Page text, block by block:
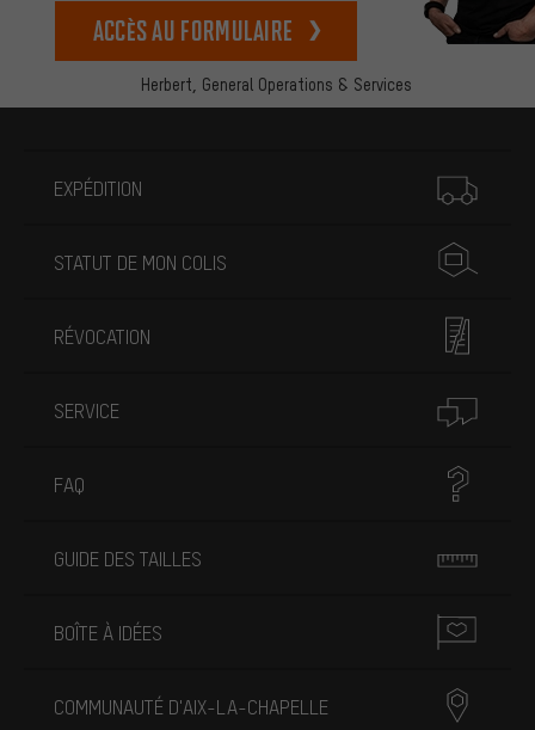
Herbert, General Operations & Services
Accès au formulaire
EXPÉDITION
STATUT DE MON COLIS
RÉVOCATION
SERVICE
FAQ
GUIDE DES TAILLES
BOÎTE À IDÉES
COMMUNAUTÉ D'AIX-LA-CHAPELLE